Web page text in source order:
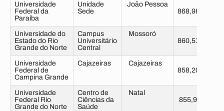
Universidade
Federal da
Paraíba
Unidade
Sede
João Pessoa
868,98
Universidade do
Estado do Rio
Grande do Norte
Campus
Universitário
Central
Mossoró
860,51
Universidade
Federal de
Campina Grande
Cajazeiras
Cajazeiras
858,20
Universidade
Federal Rio
Grande do Norte
Centro de
Ciências da
Saúde
Natal
855,90